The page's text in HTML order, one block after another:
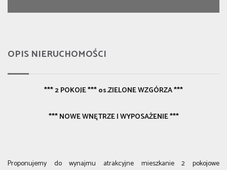
OPIS NIERUCHOMOŚCI
*** 2 POKOJE *** os.ZIELONE WZGÓRZA ***
*** NOWE WNĘTRZE I WYPOSAŻENIE ***
Proponujemy do wynajmu atrakcyjne mieszkanie 2 pokojowe